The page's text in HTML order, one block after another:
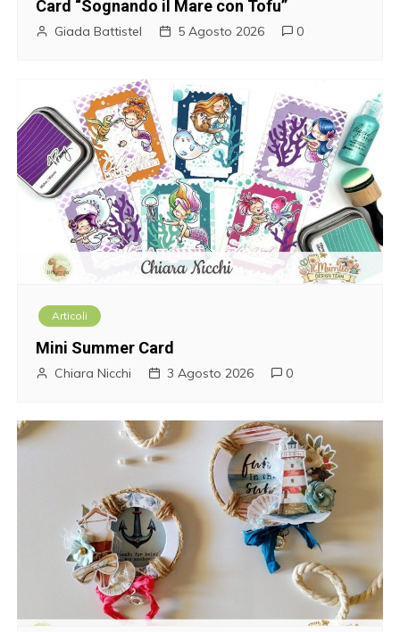
a
r
t
Card “Sognando il Mare con Tofu”
Giada Battistel 5 Agosto 2026 0
Articoli
Mini Summer Card
Chiara Nicchi 3 Agosto 2026 0